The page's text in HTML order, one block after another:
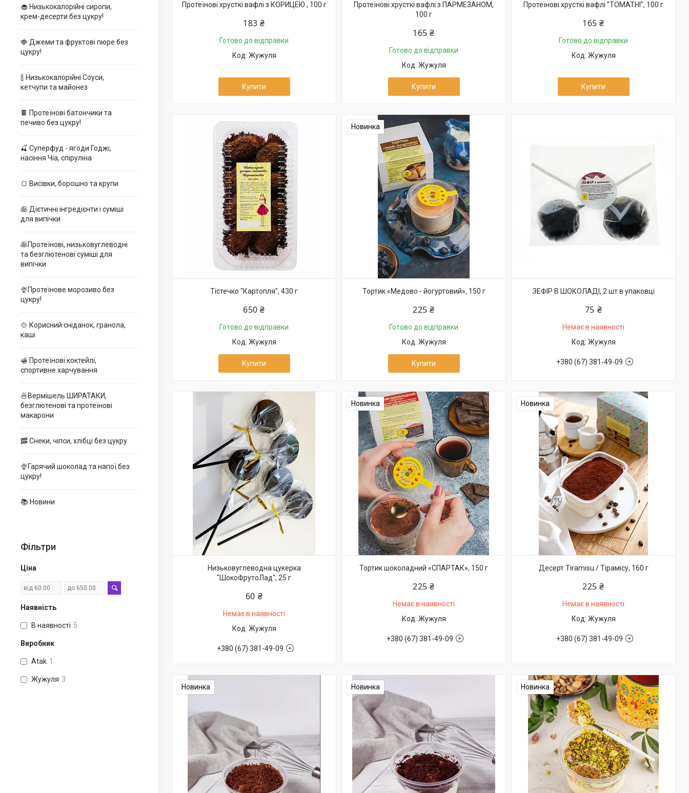
🧁 Низькокалорійні сиропи,
крем-десерти без цукру!
🍓 Джеми та фруктові пюре без
цукру!
🍾 Низькокалорійні Соуси,
кетчупи та майонез
🍫 Протеїнові батончики та
печиво без цукру!
🍒 Суперфуд - ягоди Годжі,
насіння Чіа, спіруліна
🍞 Висівки, борошно та крупи
🥞 Дієтичні інгредієнти і суміші
для випічки
🥞Протеїнові, низьковуглеводні
та безглютенові суміші для
випічки
🍨Протеїнове морозиво без
цукру!
🍲 Корисний сніданок, гранола,
каші
🍯 Протеїнові коктейлі,
спортивне харчування
🍜Вермішель ШИРАТАКИ,
безглютенові та протеїнові
макарони
🥓 Снеки, чіпси, хлібці без цукру
🍨Гарячий шоколад та напої без
цукру!
📚 Новини
Фільтри
Ціна
Наявність
В наявності 5
Виробник
Atak 1
Жужуля 3
Протеїнові хрусткі вафлі з КОРИЦЕЮ , 100 г
183 ₴
Готово до відправки
Жужуля
Купити
Протеїнові хрусткі вафлі з ПАРМЕЗАНОМ,
100 г
165 ₴
Готово до відправки
Жужуля
Купити
Протеїнові хрусткі вафлі "ТОМАТНІ", 100 г
165 ₴
Готово до відправки
Жужуля
Купити
Тістечко "Картопля", 430 г
650 ₴
Готово до відправки
Жужуля
Купити
Новинка
Тортик «Медово - йогуртовий», 150 г
225 ₴
Готово до відправки
Жужуля
Купити
ЗЕФІР В ШОКОЛАДІ, 2 шт в упаковці
75 ₴
Немає в наявності
Жужуля
+380 (67) 381-49-09
Низьковуглеводна цукерка
"ШокоФрутоЛад", 25 г
60 ₴
Немає в наявності
Жужуля
+380 (67) 381-49-09
Новинка
Тортик шоколадний «СПАРТАК», 150 г
225 ₴
Немає в наявності
Жужуля
+380 (67) 381-49-09
Новинка
Десерт Tiramisu / Тірамісу, 160 г
225 ₴
Немає в наявності
Жужуля
+380 (67) 381-49-09
Новинка Новинка Новинка